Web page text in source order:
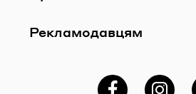
Рекламодавцям